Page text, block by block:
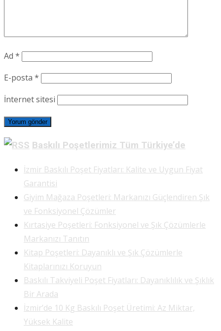
Ad *
E-posta *
İnternet sitesi
Baskılı Poşetlerimiz Tüm Türkiye’de
İzmir Baskılı Poşet Fiyatları: Kalite ve Uygun Fiyat
Garantisi
Giyim Mağaza Poşetleri: Markanızı Güçlendiren Şık
ve Fonksiyonel Çözümler
Kırtasiye Poşetleri: Fonksiyonel ve Şık Çözümlerle
Markanızı Tanıtın
Kitap Poşetleri: Dayanıklı ve Şık Çözümlerle
Kitaplarınızı Koruyun
Baskılı Takviyeli Poşet Fiyatları: Dayanıklılık ve Şıklık
Bir Arada
İzmir’de 10 Kg Baskılı Poşet Üretimi: Az Miktar,
Yüksek Kalite